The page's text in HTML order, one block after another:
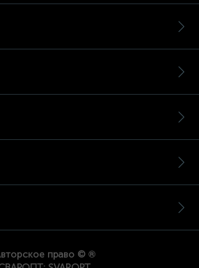
право © ®